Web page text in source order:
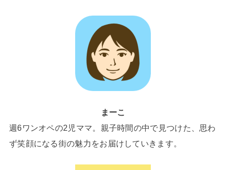
まーこ
週6ワンオペの2児ママ。親子時間の中で見つけた、思わ
ず笑顔になる街の魅力をお届けしていきます。